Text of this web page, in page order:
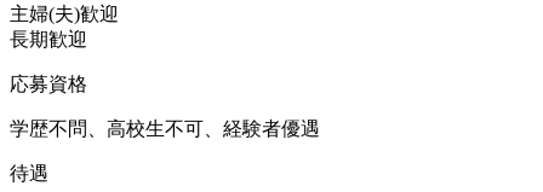
主婦(夫)歓迎
長期歓迎
応募資格
学歴不問、高校生不可、経験者優遇
待遇